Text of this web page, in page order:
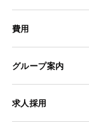
費用
グループ案内
求人採用